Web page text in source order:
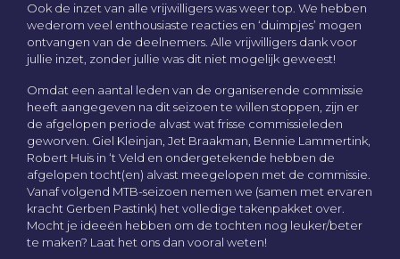
Ook de inzet van alle vrijwilligers was weer top. We hebben
wederom veel enthousiaste reacties en ‘duimpjes’ mogen
ontvangen van de deelnemers. Alle vrijwilligers dank voor
jullie inzet, zonder jullie was dit niet mogelijk geweest!
Omdat een aantal leden van de organiserende commissie
heeft aangegeven na dit seizoen te willen stoppen, zijn er
de afgelopen periode alvast wat frisse commissieleden
geworven. Giel Kleinjan, Jet Braakman, Bennie Lammertink,
Robert Huis in ‘t Veld en ondergetekende hebben de
afgelopen tocht(en) alvast meegelopen met de commissie.
Vanaf volgend MTB-seizoen nemen we (samen met ervaren
kracht Gerben Pastink) het volledige takenpakket over.
Mocht je ideeën hebben om de tochten nog leuker/beter
te maken? Laat het ons dan vooral weten!